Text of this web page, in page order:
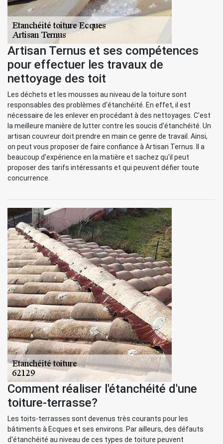
Artisan Ternus et ses compétences
pour effectuer les travaux de
nettoyage des toit
Les déchets et les mousses au niveau de la toiture sont
responsables des problèmes d'étanchéité. En effet, il est
nécessaire de les enlever en procédant à des nettoyages. C'est
la meilleure manière de lutter contre les soucis d'étanchéité. Un
artisan couvreur doit prendre en main ce genre de travail. Ainsi,
on peut vous proposer de faire confiance à Artisan Ternus. Il a
beaucoup d'expérience en la matière et sachez qu'il peut
proposer des tarifs intéressants et qui peuvent défier toute
concurrence.
Comment réaliser l'étanchéité d'une
toiture-terrasse?
Les toits-terrasses sont devenus très courants pour les
bâtiments à Ecques et ses environs. Par ailleurs, des défauts
d'étanchéité au niveau de ces types de toiture peuvent